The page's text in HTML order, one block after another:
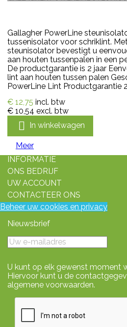
Gallagher PowerLine
tussenisolator voor schriklint.
steunisolator bevestigt u
aan houten tussenpalen in een
De productgarantie is 2 jaar
lint aan houten tussen palen
PowerLine Lint Productgarantie
€ 12,75 incl. btw
€ 10,54 excl. btw
 In winkelwagen
Meer
INFORMATIE
ONS BEDRIJF
UW ACCOUNT
CONTACTEER ONS
Beheer uw cookies en privacy
Nieuwsbrief
U kunt op elk gewenst moment
Hiervoor kunt u de
algemene voorwaarden.